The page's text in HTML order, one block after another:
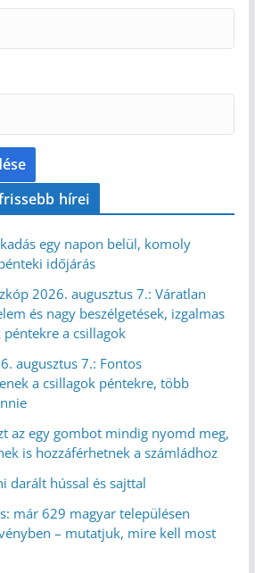
hírei
egy napon belül, komoly
időjárás
2026. augusztus 7.: Váratlan
és nagy beszélgetések, izgalmas
a csillagok
augusztus 7.: Fontos
a csillagok péntekre, több
az egy gombot mindig nyomd meg,
is hozzáférhetnek a számládhoz
darált hússal és sajttal
már 629 magyar településen
– mutatjuk, mire kell most